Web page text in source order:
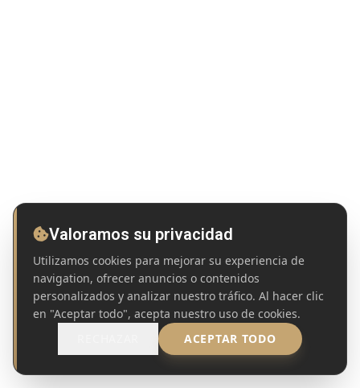
Valoramos su privacidad
Utilizamos cookies para mejorar su experiencia de
navigation, ofrecer anuncios o contenidos
personalizados y analizar nuestro tráfico. Al hacer clic
en "Aceptar todo", acepta nuestro uso de cookies.
ACEPTAR TODO